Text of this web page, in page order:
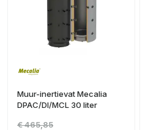
Muur-inertievat Mecalia
DPAC/DI/MCL 30 liter
€ 465,85